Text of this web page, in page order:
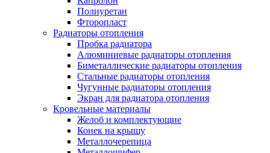
Полиуретан
Фторопласт
Радиаторы отопления
Пробка радиатора
Алюминиевые радиаторы отопления
Биметаллические радиаторы отопления
Стальные радиаторы отопления
Чугунные радиаторы отопления
Экран для радиатора отопления
Кровельные материалы
Желоб и комплектующие
Конек на крышу
Металлочерепица